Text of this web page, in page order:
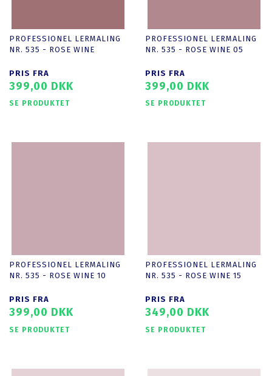
PROFESSIONEL LERMALING
NR. 535 - ROSE WINE
PRIS FRA
399,00 DKK
SE PRODUKTET
PROFESSIONEL LERMALING
NR. 535 - ROSE WINE 05
PRIS FRA
399,00 DKK
SE PRODUKTET
PROFESSIONEL LERMALING
NR. 535 - ROSE WINE 10
PRIS FRA
399,00 DKK
SE PRODUKTET
PROFESSIONEL LERMALING
NR. 535 - ROSE WINE 15
PRIS FRA
349,00 DKK
SE PRODUKTET